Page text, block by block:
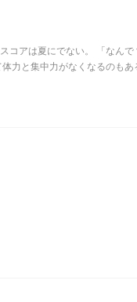
コアは夏にでない。 「なん
力と集中力がなくなるのも